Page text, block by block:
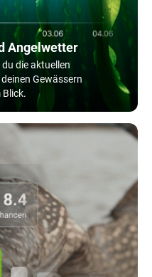
Angelwetter
die aktuellen
Gewässern
Blick.